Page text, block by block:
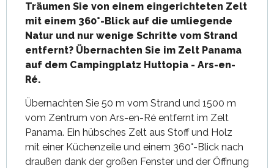
Träumen Sie von einem eingerichteten Zelt
mit einem 360°-Blick auf die umliegende
Natur und nur wenige Schritte vom Strand
entfernt? Übernachten Sie im Zelt Panama
auf dem Campingplatz Huttopia - Ars-en-
Ré.
Übernachten Sie 50 m vom Strand und 1500 m
vom Zentrum von Ars-en-Ré entfernt im Zelt
Panama. Ein hübsches Zelt aus Stoff und Holz
mit einer Küchenzeile und einem 360°-Blick nach
draußen dank der großen Fenster und der Öffnung